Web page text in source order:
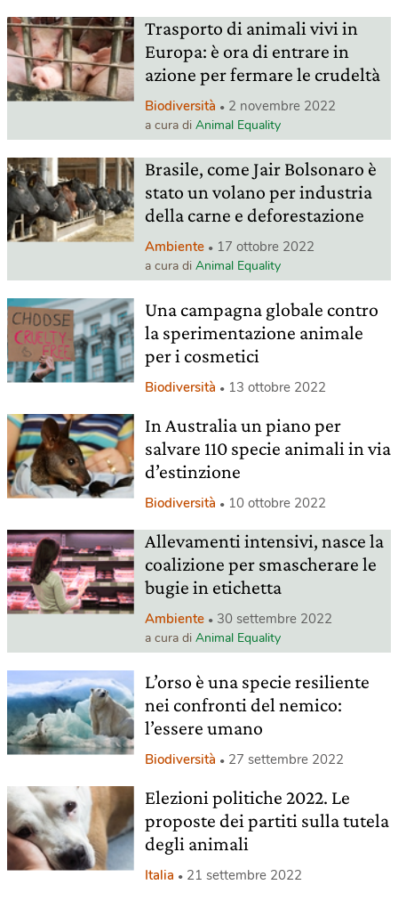
Trasporto di animali vivi in
Europa: è ora di entrare in
azione per fermare le crudeltà
Biodiversità 2 novembre 2022
a cura di Animal Equality
Brasile, come Jair Bolsonaro è
stato un volano per industria
della carne e deforestazione
Ambiente 17 ottobre 2022
a cura di Animal Equality
Una campagna globale contro
la sperimentazione animale
per i cosmetici
Biodiversità 13 ottobre 2022
In Australia un piano per
salvare 110 specie animali in via
d’estinzione
Biodiversità 10 ottobre 2022
Allevamenti intensivi, nasce la
coalizione per smascherare le
bugie in etichetta
Ambiente 30 settembre 2022
a cura di Animal Equality
L’orso è una specie resiliente
nei confronti del nemico:
l’essere umano
Biodiversità 27 settembre 2022
Elezioni politiche 2022. Le
proposte dei partiti sulla tutela
degli animali
Italia 21 settembre 2022